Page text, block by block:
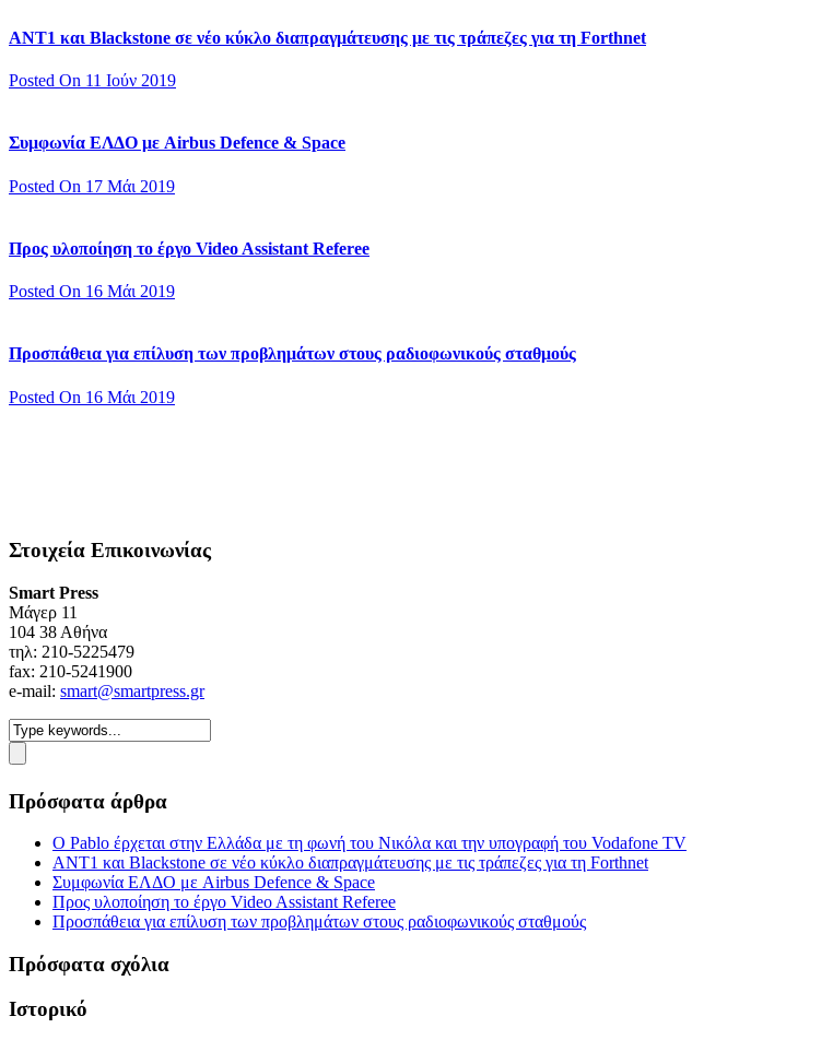
ΑΝΤ1 και Blackstone σε νέο κύκλο διαπραγμάτευσης με τις τράπεζες για τη Forthnet
Posted On 11 Ιούν 2019
Συμφωνία ΕΛΔΟ με Airbus Defence & Space
Posted On 17 Μάι 2019
Προς υλοποίηση το έργο Video Assistant Referee
Posted On 16 Μάι 2019
Προσπάθεια για επίλυση των προβλημάτων στους ραδιοφωνικούς σταθμούς
Posted On 16 Μάι 2019
Στοιχεία Επικοινωνίας
Smart Press
Mάγερ 11
104 38 Αθήνα
τηλ: 210-5225479
fax: 210-5241900
e-mail: smart@smartpress.gr
Πρόσφατα άρθρα
Ο Pablo έρχεται στην Ελλάδα με τη φωνή του Νικόλα και την υπογραφή του Vodafone TV
ΑΝΤ1 και Blackstone σε νέο κύκλο διαπραγμάτευσης με τις τράπεζες για τη Forthnet
Συμφωνία ΕΛΔΟ με Airbus Defence & Space
Προς υλοποίηση το έργο Video Assistant Referee
Προσπάθεια για επίλυση των προβλημάτων στους ραδιοφωνικούς σταθμούς
Πρόσφατα σχόλια
Ιστορικό